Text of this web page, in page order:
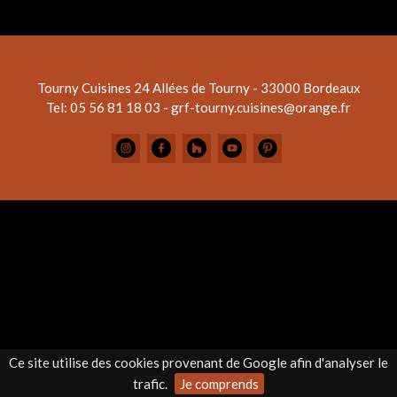
Ce site utilise des cookies provenant de Google afin d'analyser le
trafic.
Je comprends
Tourny Cuisines 24 Allées de Tourny - 33000 Bordeaux
Tel: 05 56 81 18 03 - grf-tourny.cuisines@orange.fr